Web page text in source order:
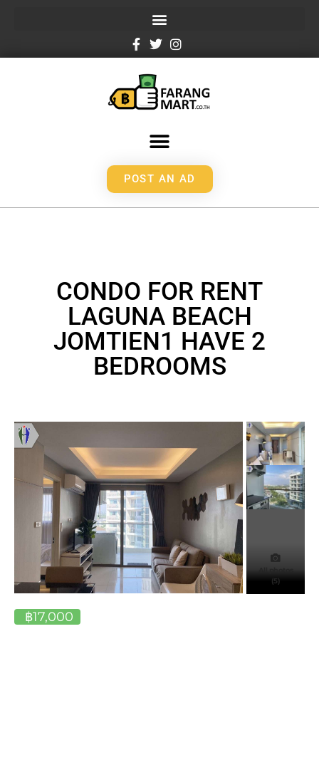
POST AN AD
CONDO FOR RENT
LAGUNA BEACH
JOMTIEN1 HAVE 2
BEDROOMS
(5)
฿17,000